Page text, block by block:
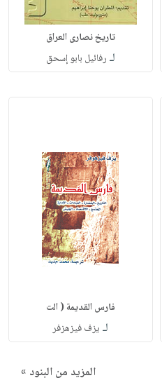
تاريخ نصارى العراق
لـ رفائيل بابو إسحق
فارس القديمة ( الت
لـ يزف فيزهزفر
المزيد من البنود »